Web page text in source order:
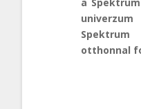
Spektrum
otthonnal